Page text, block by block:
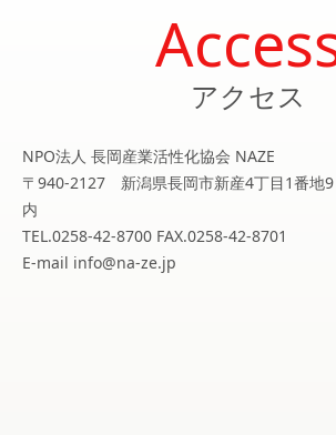
アクセス
NPO法人 長岡産業活性化協会 NAZE
〒940-2127 新潟県長岡市新産4丁目1番地
内
TEL.0258-42-8700 FAX.0258-42-8701
E-mail info@na-ze.jp